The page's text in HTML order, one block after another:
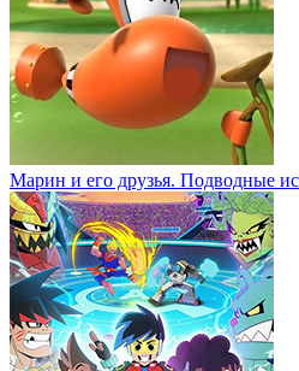
Марин и его друзья. Подводные